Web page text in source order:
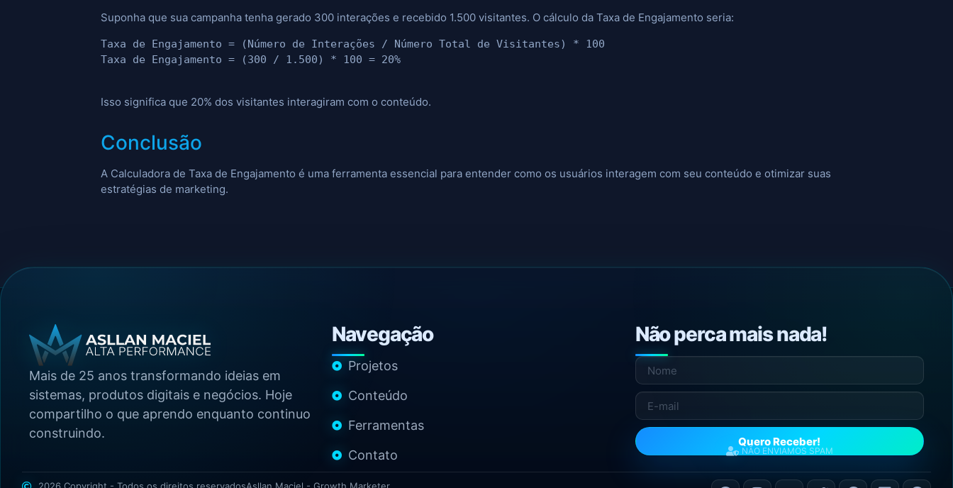
Suponha que sua campanha tenha gerado 300 interações e recebido 1.500 visitantes. O cálculo da Taxa de Engajamento seria:
Taxa de Engajamento = (Número de Interações / Número Total de Visitantes) * 100
Isso significa que 20% dos visitantes interagiram com o conteúdo.
Conclusão
A Calculadora de Taxa de Engajamento é uma ferramenta essencial para entender como os usuários interagem com seu conteúdo e otimizar suas
estratégias de marketing.
Mais de 25 anos transformando ideias em
sistemas, produtos digitais e negócios. Hoje
compartilho o que aprendo enquanto continuo
construindo.
Navegação
Projetos
Conteúdo
Ferramentas
Contato
Não perca mais nada!
Quero Receber!
NÃO ENVIAMOS SPAM